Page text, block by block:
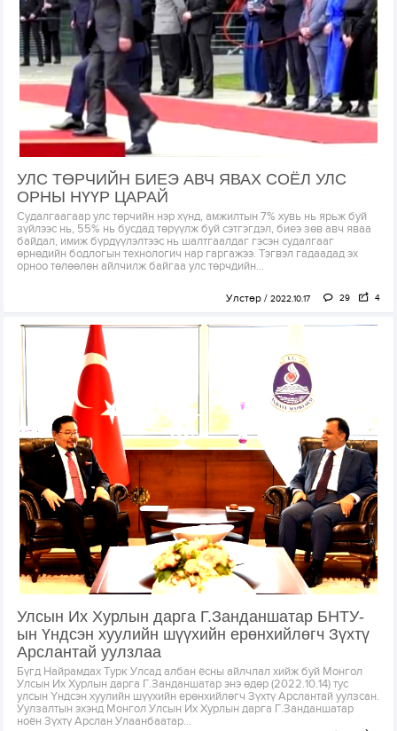
УЛС ТӨРЧИЙН БИЕЭ АВЧ ЯВАХ СОЁЛ УЛС
ОРНЫ НҮҮР ЦАРАЙ
Судалгаагаар улс төрчийн нэр хүнд, амжилтын 7% хувь нь ярьж буй
зүйлээс нь, 55% нь бусдад төрүүлж буй сэтгэгдэл, биеэ зөв авч яваа
байдал, имиж бүрдүүлэлтээс нь шалтгаалдаг гэсэн судалгааг
өрнөдийн бодлогын технологич нар гаргажээ. Тэгвэл гадаадад эх
орноо төлөөлөн айлчилж байгаа улс төрчдийн...
Улстөр 2022.10.17 29 4
Улсын Их Хурлын дарга Г.Занданшатар БНТУ-
ын Үндсэн хуулийн шүүхийн ерөнхийлөгч Зүхтү
Арслантай уулзлаа
Бүгд Найрамдах Турк Улсад албан ёсны айлчлал хийж буй Монгол
Улсын Их Хурлын дарга Г.Занданшатар энэ өдөр (2022.10.14) тус
улсын Үндсэн хуулийн шүүхийн ерөнхийлөгч Зүхтү Арслантай уулзсан.
Уулзалтын эхэнд Монгол Улсын Их Хурлын дарга Г.Занданшатар
ноён Зүхтү Арслан Улаанбаатар...